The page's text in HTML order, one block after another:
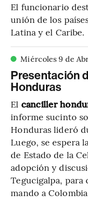
El funcionario
unión de los
Latina y el Caribe.
Miércoles 9 de
Presentación
Honduras
El canciller
informe sucinto
Honduras lideró
Luego, se espera
de Estado de la
adopción y
Tegucigalpa,
mando a